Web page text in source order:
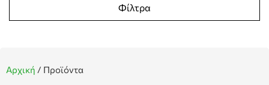
Φίλτρα
Αρχική / Προϊόντα